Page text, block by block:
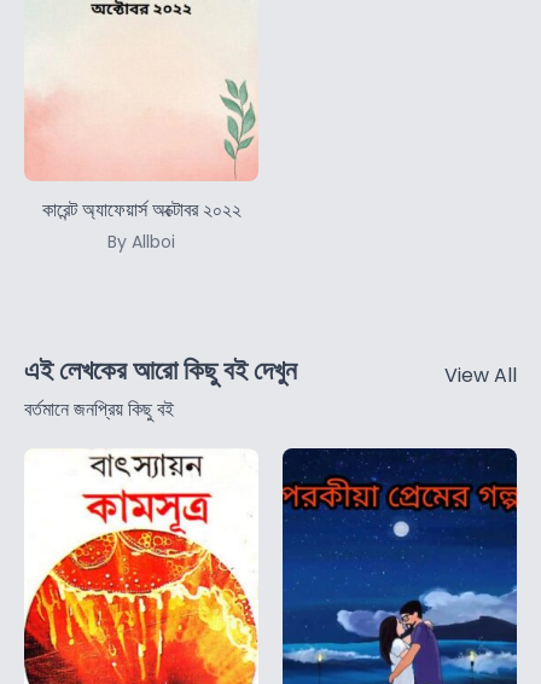
কারেন্ট অ্যাফেয়ার্স অক্টোবর ২০২২
By Allboi
এই লেখকের আরো কিছু বই দেখুন
বর্তমানে জনপ্রিয় কিছু বই
View All